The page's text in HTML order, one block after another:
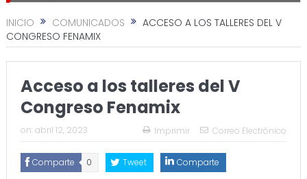
INICIO COMUNICADOS
ACCESO A LOS TALLERES DEL V
CONGRESO FENAMIX
Acceso a los talleres del V
Congreso Fenamix
on: abril 12, 2023 Imprimir Correo Electrónico
Comparte 0 Tweet Comparte